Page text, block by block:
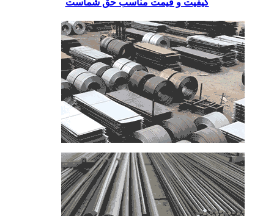
کیفیت و قیمت مناسب حق شماست